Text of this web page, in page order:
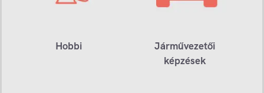
Hobbi
Járművezetői
képzések